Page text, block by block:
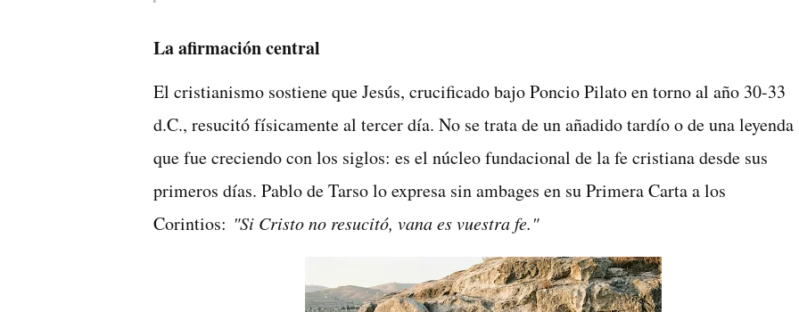
La afirmación central
El cristianismo sostiene que Jesús, crucificado bajo Poncio Pilato en torno al año 30-33
d.C., resucitó físicamente al tercer día. No se trata de un añadido tardío o de una leyenda
que fue creciendo con los siglos: es el núcleo fundacional de la fe cristiana desde sus
primeros días. Pablo de Tarso lo expresa sin ambages en su Primera Carta a los
Corintios: "Si Cristo no resucitó, vana es vuestra fe."